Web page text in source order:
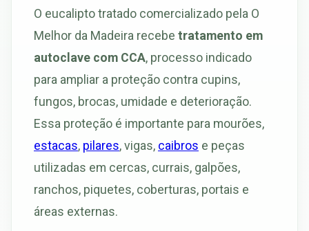
O eucalipto tratado comercializado pela O
Melhor da Madeira recebe tratamento em
autoclave com CCA, processo indicado
para ampliar a proteção contra cupins,
fungos, brocas, umidade e deterioração.
Essa proteção é importante para mourões,
estacas, pilares, vigas, caibros e peças
utilizadas em cercas, currais, galpões,
ranchos, piquetes, coberturas, portais e
áreas externas.